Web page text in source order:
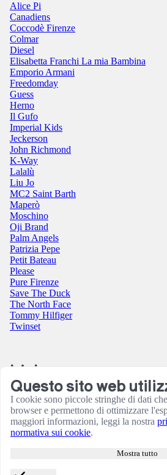
Alice Pi
Canadiens
Coccodè Firenze
Colmar
Diesel
Elisabetta Franchi La mia Bambina
Emporio Armani
Freedomday
Guess
Herno
Il Gufo
Imperial Kids
Jeckerson
John Richmond
K-Way
Lalalù
Liu Jo
MC2 Saint Barth
Maperò
Moschino
Oji Brand
Palm Angels
Patrizia Pepe
Petit Bateau
Please
Pure Firenze
Save The Duck
The North Face
Tommy Hilfiger
Twinset
Link
Contatti
Condizioni utilizzo sito
Informativa sulla Privacy
Resi e rimborsi
Termini e Condizioni
Questo sito web
I cookie sono piccole stringhe di dati
browser e permettono di ottimizzare
maggiori informazioni, leggi la nostra
normativa sui cookie.
Mostra tutto